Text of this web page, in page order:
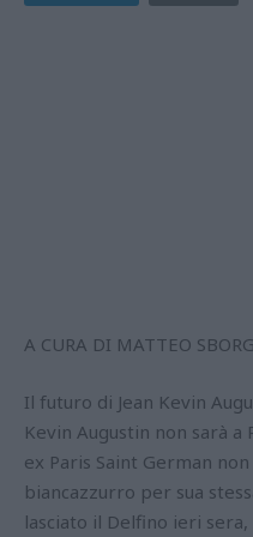
A CURA DI MATTEO
Il futuro di Jean Kevin
Kevin Augustin non sarà a
ex Paris Saint German
biancazzurro per sua
lasciato il Delfino ieri